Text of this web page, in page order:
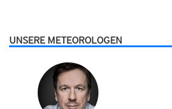
UNSERE METEOROLOGEN